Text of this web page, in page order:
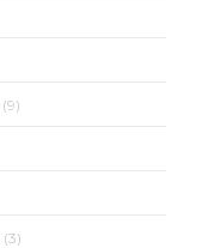
(9)
(3)